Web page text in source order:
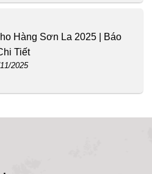
Hàng Sơn La 2025 | Báo
Tiết
2025